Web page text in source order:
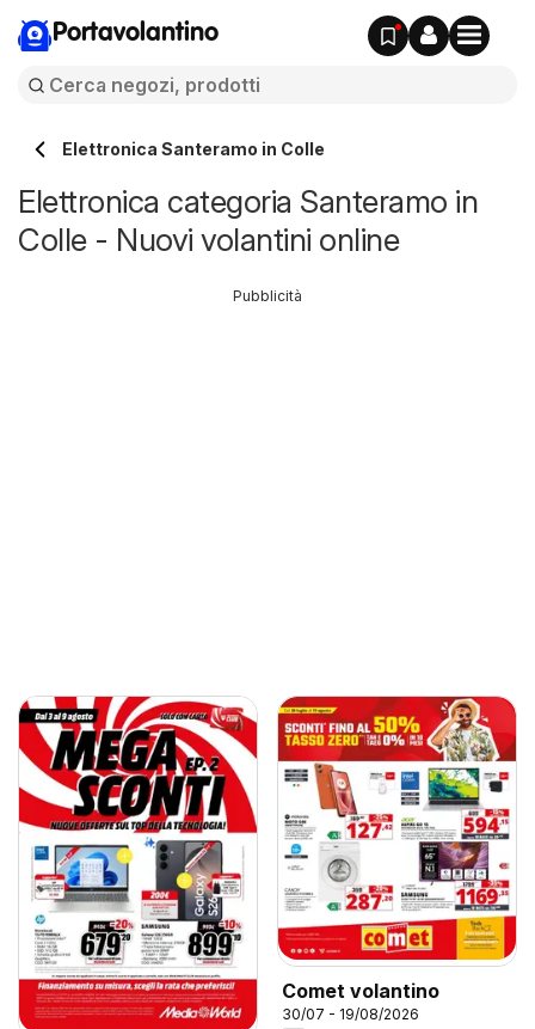
Portavolantino
Elettronica Santeramo in Colle
Elettronica categoria Santeramo in
Colle - Nuovi volantini online
Comet volantino
30/07 - 19/08/2026
Pubblicità